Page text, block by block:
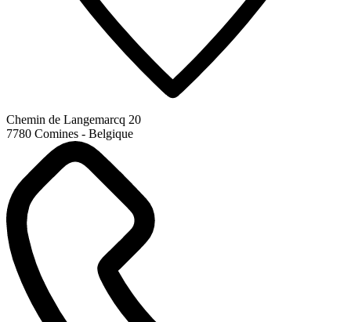
Chemin de Langemarcq 20
7780 Comines - Belgique